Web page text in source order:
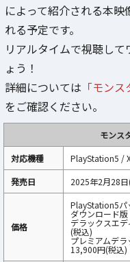
によって紹介される本
れる予定です。
リアルタイムで視聴し
ょう！
詳細については 「モン
をご確認ください。
モンス
対応機種
PlayStation5 /
発売日
2025年2月28
価格
PlayStation5パ
ダウンロード
デラックスエ
(税込)
プレミアムデ
13,900円(税込)